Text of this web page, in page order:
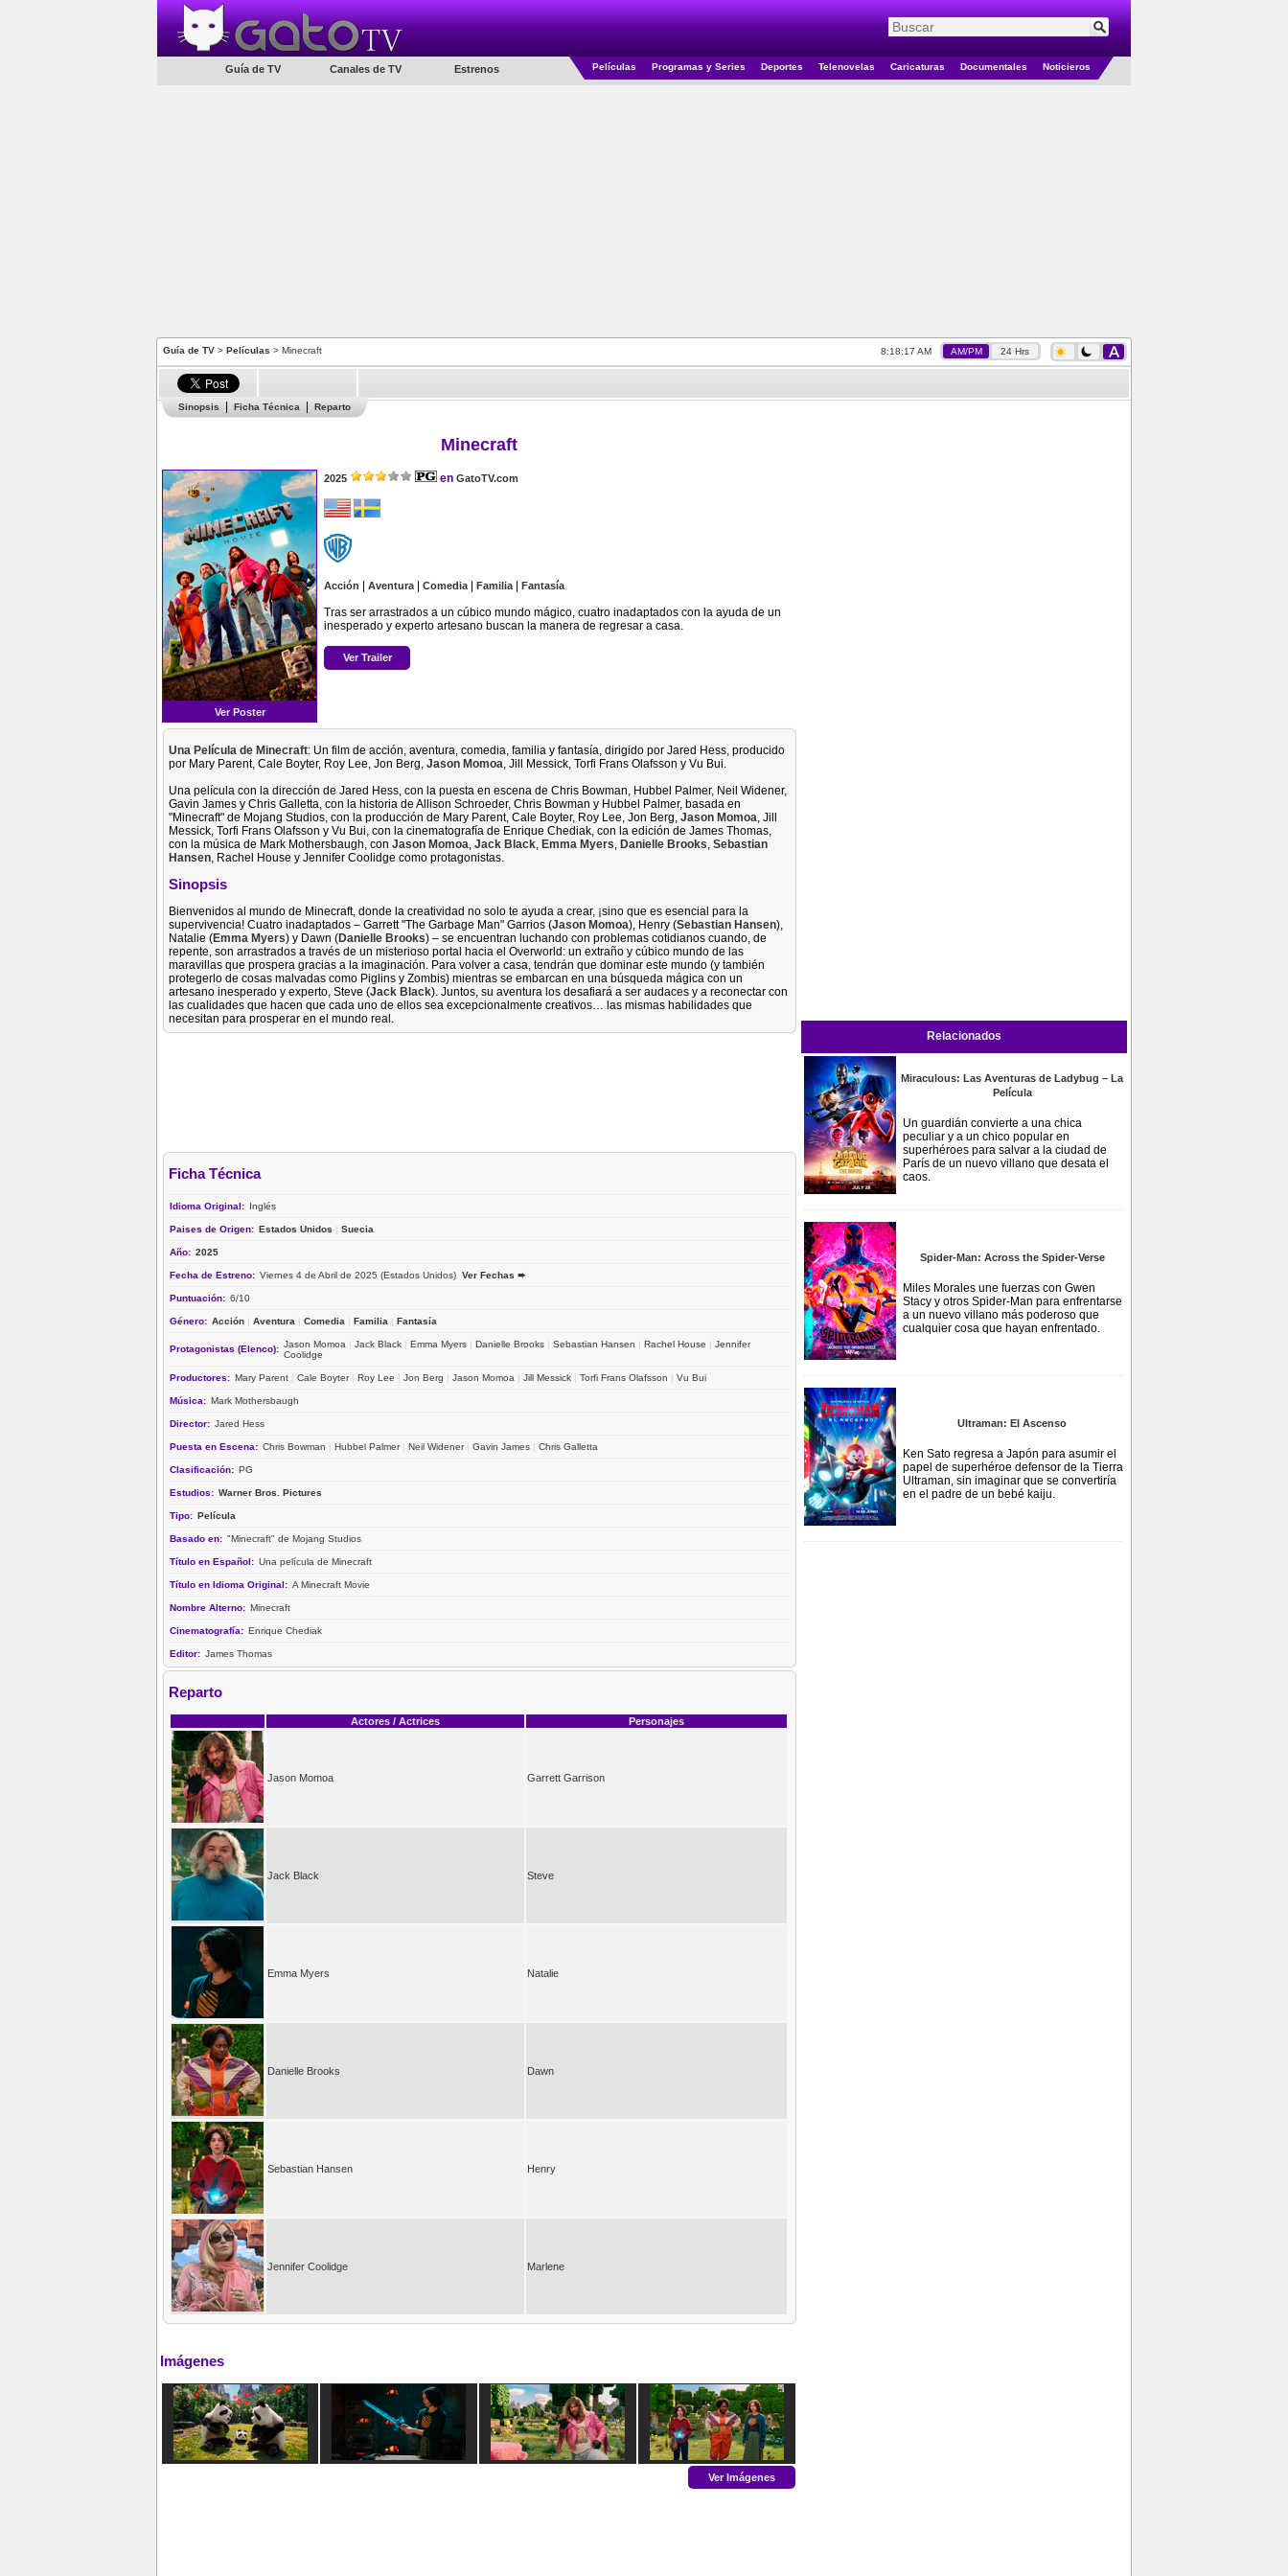
Guía de TV Canales de TV Estrenos Películas Programas y Series Deportes Telenovelas Caricaturas Documentales Noticieros
Guía de TV > Películas > Minecraft 8:18:18 AM AM/PM 24 Hrs
Sinopsis Ficha Técnica Reparto
Minecraft
Ver Poster
2025 en GatoTV.com
Acción Aventura| Comedia| Familia| Fantasía
Tras ser arrastrados a un cúbico mundo mágico, cuatro inadaptados con la ayuda de un
inesperado y experto artesano buscan la manera de regresar a casa.
Ver Trailer
Una Película de Minecraft: Un film de acción, aventura, comedia, familia y fantasía, dirigido por Jared Hess, producido
por Mary Parent, Cale Boyter, Roy Lee, Jon Berg, Jason Momoa, Jill Messick, Torfi Frans Olafsson y Vu Bui.
Una película con la dirección de Jared Hess, con la puesta en escena de Chris Bowman, Hubbel Palmer, Neil Widener,
Gavin James y Chris Galletta, con la historia de Allison Schroeder, Chris Bowman y Hubbel Palmer, basada en
"Minecraft" de Mojang Studios, con la producción de Mary Parent, Cale Boyter, Roy Lee, Jon Berg, Jason Momoa, Jill
Messick, Torfi Frans Olafsson y Vu Bui, con la cinematografía de Enrique Chediak, con la edición de James Thomas,
con la música de Mark Mothersbaugh, con Jason Momoa, Jack Black, Emma Myers, Danielle Brooks, Sebastian
Hansen, Rachel House y Jennifer Coolidge como protagonistas.
Sinopsis
Bienvenidos al mundo de Minecraft, donde la creatividad no solo te ayuda a crear, ¡sino que es esencial para la
supervivencia! Cuatro inadaptados – Garrett "The Garbage Man" Garrios (Jason Momoa), Henry (Sebastian Hansen),
Natalie (Emma Myers) y Dawn (Danielle Brooks) – se encuentran luchando con problemas cotidianos cuando, de
repente, son arrastrados a través de un misterioso portal hacia el Overworld: un extraño y cúbico mundo de las
maravillas que prospera gracias a la imaginación. Para volver a casa, tendrán que dominar este mundo (y también
protegerlo de cosas malvadas como Piglins y Zombis) mientras se embarcan en una búsqueda mágica con un
artesano inesperado y experto, Steve (Jack Black). Juntos, su aventura los desafiará a ser audaces y a reconectar con
las cualidades que hacen que cada uno de ellos sea excepcionalmente creativos… las mismas habilidades que
necesitan para prosperar en el mundo real.
Ficha Técnica
Idioma Original: Inglés
Paises de Origen: Estados Unidos | Suecia
Año: 2025
Fecha de Estreno: Viernes 4 de Abril de 2025 (Estados Unidos) Ver Fechas ➨
Puntuación: 6/10
Género: Acción | Aventura | Comedia | Familia | Fantasía
Protagonistas (Elenco): Jason Momoa | Jack Black | Emma Myers | Danielle Brooks | Sebastian Hansen | Rachel House | Jennifer
Coolidge
Productores: Mary Parent | Cale Boyter| Roy Lee | Jon Berg | Jason Momoa | Jill Messick | Torfi Frans Olafsson | Vu Bui
Música: Mark Mothersbaugh
Director: Jared Hess
Puesta en Escena: Chris Bowman | Hubbel Palmer| Neil Widener| Gavin James | Chris Galletta
Clasificación: PG
Estudios: Warner Bros. Pictures
Tipo: Película
Basado en: "Minecraft" de Mojang Studios
Título en Español: Una película de Minecraft
Título en Idioma Original: A Minecraft Movie
Nombre Alterno: Minecraft
Cinematografía: Enrique Chediak
Editor: James Thomas
Reparto
Actores / Actrices Personajes
Jason Momoa Garrett Garrison
Jack Black Steve
Emma Myers Natalie
Danielle Brooks Dawn
Sebastian Hansen Henry
Jennifer Coolidge Marlene
Imágenes
Ver Imágenes
Relacionados
Miraculous: Las Aventuras de Ladybug – La
Película
Un guardián convierte a una chica
peculiar y a un chico popular en
superhéroes para salvar a la ciudad de
París de un nuevo villano que desata el
caos.
Spider-Man: Across the Spider-Verse
Miles Morales une fuerzas con Gwen
Stacy y otros Spider-Man para enfrentarse
a un nuevo villano más poderoso que
cualquier cosa que hayan enfrentado.
Ultraman: El Ascenso
Ken Sato regresa a Japón para asumir el
papel de superhéroe defensor de la Tierra
Ultraman, sin imaginar que se convertiría
en el padre de un bebé kaiju.